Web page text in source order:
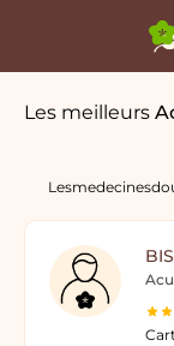
Les meilleurs